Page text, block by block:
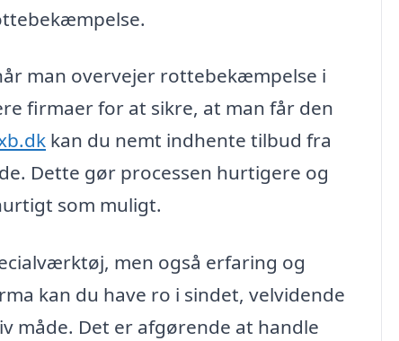
man overvejer rottebekæmpelse i
firmaer for at sikre, at man får den
kan du nemt indhente tilbud fra
Dette gør processen hurtigere og
som muligt.
men også erfaring og
kan du have ro i sindet, velvidende
måde. Det er afgørende at handle